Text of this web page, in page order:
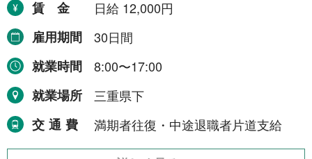
1年間
令和8年9月30日まで
令和8年12月31日まで
令和9年2月28日まで
令和9年3月31日まで 2件
期間の定めなし
賃金
日給 12,000円
雇用期間
30日間
就業時間
8:00〜17:00
就業場所
三重県下
交通費
満期者往復・中途退職者片道支給